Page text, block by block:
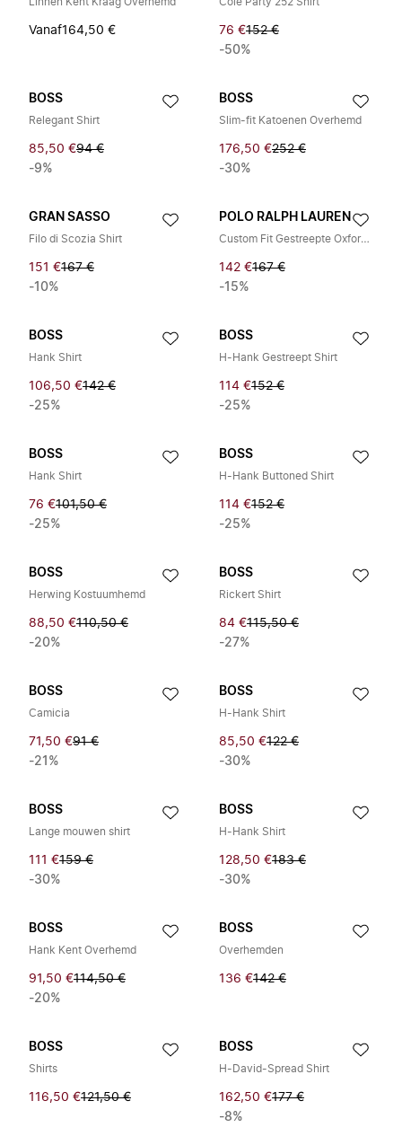
Vanaf164,50 € 76 €152 €
-50%
BOSS
Relegant Shirt
85,50 €94 €
-9%
BOSS
Slim-fit Katoenen Overhemd
176,50 €252 €
-30%
GRAN SASSO
Filo di Scozia Shirt
151 €167 €
-10%
POLO RALPH LAUREN
Custom Fit Gestreepte Oxford Overhemd
142 €167 €
-15%
BOSS
Hank Shirt
106,50 €142 €
-25%
BOSS
H-Hank Gestreept Shirt
114 €152 €
-25%
BOSS
Hank Shirt
76 €101,50 €
-25%
BOSS
H-Hank Buttoned Shirt
114 €152 €
-25%
BOSS
Herwing Kostuumhemd
88,50 €110,50 €
-20%
BOSS
Rickert Shirt
84 €115,50 €
-27%
BOSS
Camicia
71,50 €91 €
-21%
BOSS
H-Hank Shirt
85,50 €122 €
-30%
BOSS
Lange mouwen shirt
111 €159 €
-30%
BOSS
H-Hank Shirt
128,50 €183 €
-30%
BOSS
Hank Kent Overhemd
91,50 €114,50 €
-20%
BOSS
Overhemden
136 €142 €
BOSS
Shirts
116,50 €121,50 €
BOSS
H-David-Spread Shirt
162,50 €177 €
-8%